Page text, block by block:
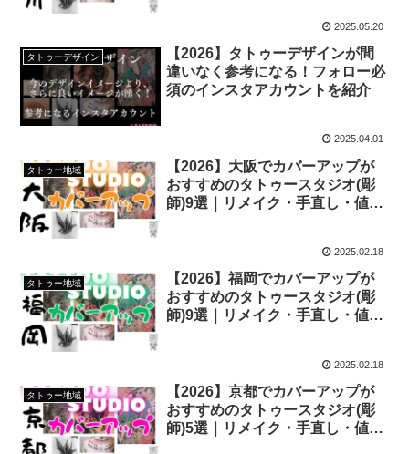
2025.05.20
タトゥーデザイン
【2026】タトゥーデザインが間
違いなく参考になる！フォロー必
須のインスタアカウントを紹介
2025.04.01
タトゥー地域
【2026】大阪でカバーアップが
おすすめのタトゥースタジオ(彫
師)9選｜リメイク・手直し・値段
2025.02.18
タトゥー地域
【2026】福岡でカバーアップが
おすすめのタトゥースタジオ(彫
師)9選｜リメイク・手直し・値段
2025.02.18
タトゥー地域
【2026】京都でカバーアップが
おすすめのタトゥースタジオ(彫
師)5選｜リメイク・手直し・値段